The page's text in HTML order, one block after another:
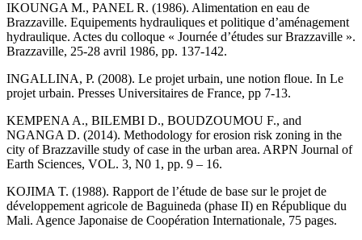
IKOUNGA M., PANEL R. (1986). Alimentation en eau de
Brazzaville. Equipements hydrauliques et politique d’aménagement
hydraulique. Actes du colloque « Journée d’études sur Brazzaville ».
Brazzaville, 25-28 avril 1986, pp. 137-142.
INGALLINA, P. (2008). Le projet urbain, une notion floue. In Le
projet urbain. Presses Universitaires de France, pp 7-13.
KEMPENA A., BILEMBI D., BOUDZOUMOU F., and
NGANGA D. (2014). Methodology for erosion risk zoning in the
city of Brazzaville study of case in the urban area. ARPN Journal of
Earth Sciences, VOL. 3, N0 1, pp. 9 – 16.
KOJIMA T. (1988). Rapport de l’étude de base sur le projet de
développement agricole de Baguineda (phase II) en République du
Mali. Agence Japonaise de Coopération Internationale, 75 pages.